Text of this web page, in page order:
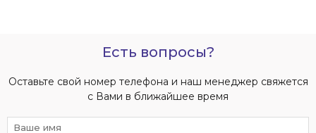
Есть вопросы?
Оставьте свой номер телефона и наш менеджер свяжется
с Вами в ближайшее время